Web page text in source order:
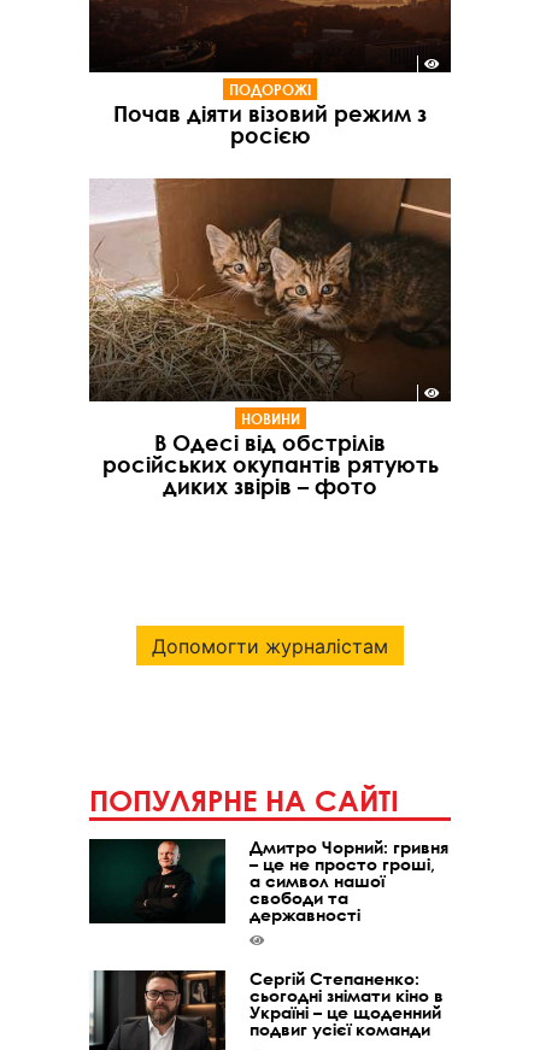
ПОДОРОЖІ
Почав діяти візовий режим з
росією
НОВИНИ
В Одесі від обстрілів
російських окупантів рятують
диких звірів – фото
Допомогти журналістам
ПОПУЛЯРНЕ НА САЙТІ
Дмитро Чорний: гривня
– це не просто гроші,
а символ нашої
свободи та
державності
Сергій Степаненко:
сьогодні знімати кіно в
Україні – це щоденний
подвиг усієї команди